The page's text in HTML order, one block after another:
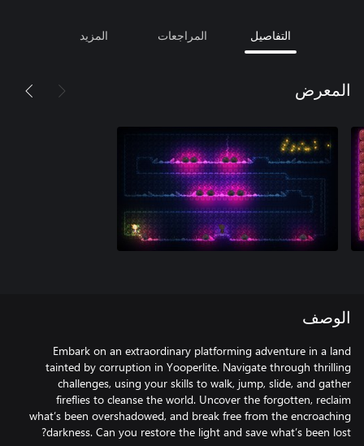
التفاصيل المراجعات المزيد
المعرض
الوصف
Embark on an extraordinary platforming adventure in a land
tainted by corruption in Yooperlite. Navigate through thrilling
challenges, using your skills to walk, jump, slide, and gather
fireflies to cleanse the world. Uncover the forgotten, reclaim
what’s been overshadowed, and break free from the encroaching
darkness. Can you restore the light and save what’s been lost?